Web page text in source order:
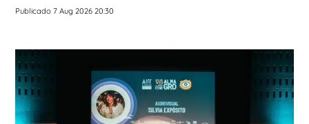
Publicado 7 Aug 2026 20:30